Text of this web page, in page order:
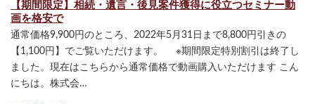
【期間限定】相続・遺言・後見案件獲得に役立つセミナー動
画を格安で
通常価格9,900円のところ、2022年5月31日まで8,800円引きの
【1,100円】でご覧いただけます。 ※期間限定特別割引は終了し
ました。現在はこちらから通常価格で動画購入いただけます こん
にちは。株式会…